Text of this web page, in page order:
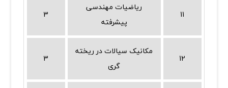
11
ریاضیات مهندسی
پیشرفته
3
12
مکانیک سیالات در ریخته
گری
3